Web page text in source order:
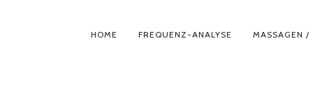
PRIMÄR-
HOME FREQUENZ-ANALYSE MASSAGEN /